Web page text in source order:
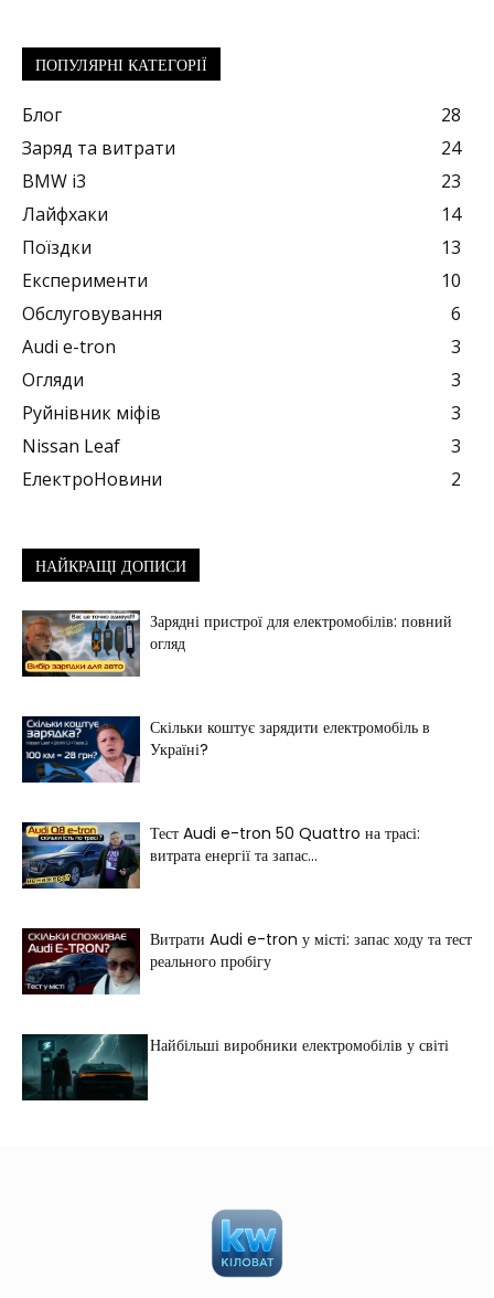
ПОПУЛЯРНІ КАТЕГОРІЇ
Блог
28
Заряд та витрати
24
BMW i3
23
Лайфхаки
14
Поїздки
13
Експерименти
10
Обслуговування
6
Audi e-tron
3
Огляди
3
Руйнівник міфів
3
Nissan Leaf
3
ЕлектроНовини
2
НАЙКРАЩІ ДОПИСИ
Зарядні пристрої для електромобілів: повний
огляд
Скільки коштує зарядити електромобіль в
Україні?
Тест Audi e-tron 50 Quattro на трасі:
витрата енергії та запас...
Витрати Audi e-tron у місті: запас ходу та тест
реального пробігу
Найбільші виробники електромобілів у світі